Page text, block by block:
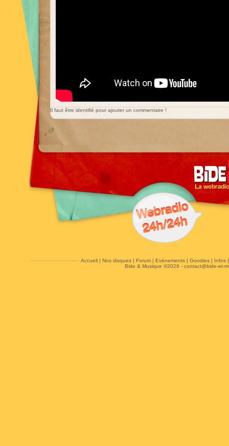
Il faut être identifié pour ajouter un commentaire !
Accueil| Nos disques| Forum| Evénements| Goodies| Infos
Bide & Musique ©2026 - contact@bide-et-